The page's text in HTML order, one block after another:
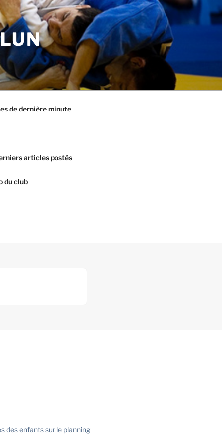
de dernière minute
articles postés
du club
des enfants sur le planning